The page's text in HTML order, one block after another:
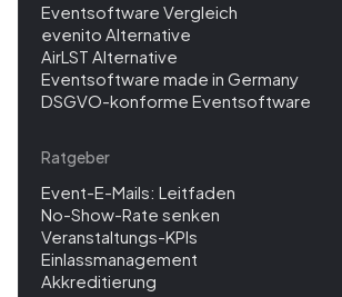
Eventsoftware Vergleich
evenito Alternative
AirLST Alternative
Eventsoftware made in Germany
DSGVO-konforme Eventsoftware
Ratgeber
Event-E-Mails: Leitfaden
No-Show-Rate senken
Veranstaltungs-KPIs
Einlassmanagement
Akkreditierung